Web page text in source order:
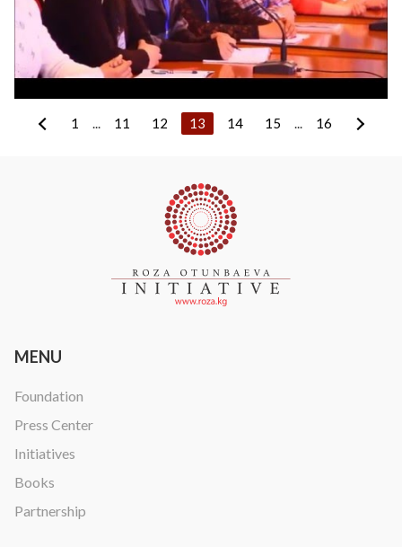
1 ... 11 12 13 14 15 ... 16
MENU
Foundation
Press Center
Initiatives
Books
Partnership